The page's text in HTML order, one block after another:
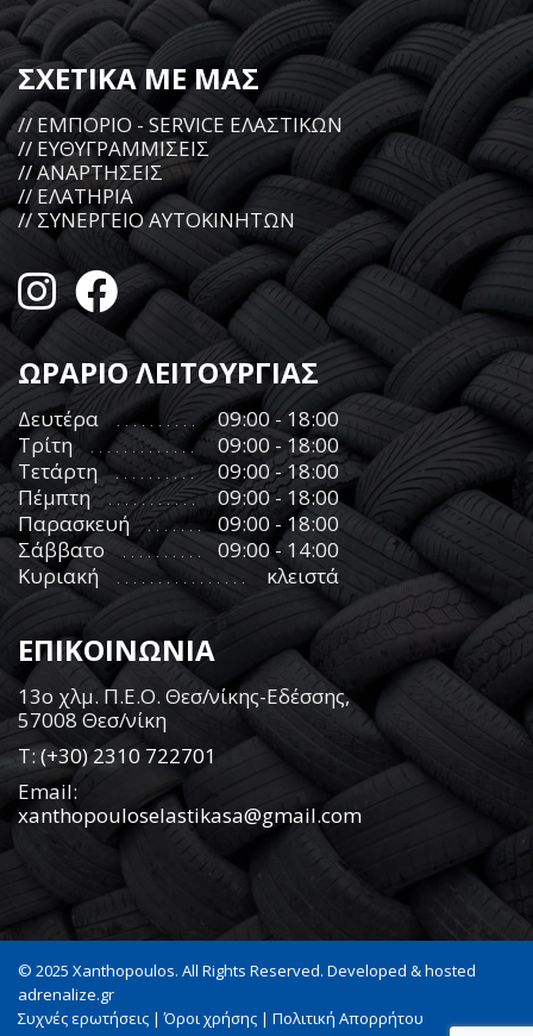
ΣΧΕΤΙΚΑ ΜΕ ΜΑΣ
// ΕΜΠΟΡΙΟ - SERVICE ΕΛΑΣΤΙΚΩΝ
// ΕΥΘΥΓΡΑΜΜΙΣΕΙΣ
// ΑΝΑΡΤΗΣΕΙΣ
// ΕΛΑΤΗΡΙΑ
// ΣΥΝΕΡΓΕΙΟ ΑΥΤΟΚΙΝΗΤΩΝ
ΩΡΑΡΙΟ ΛΕΙΤΟΥΡΓΙΑΣ
Δευτέρα
09:00 - 18:00
Τρίτη
09:00 - 18:00
Τετάρτη
09:00 - 18:00
Πέμπτη
09:00 - 18:00
Παρασκευή
09:00 - 18:00
Σάββατο
09:00 - 14:00
Κυριακή
κλειστά
ΕΠΙΚΟΙΝΩΝΙΑ
13ο χλμ. Π.Ε.Ο. Θεσ/νίκης-Εδέσσης,
57008 Θεσ/νίκη
Τ:(+30) 2310 722701
Email:
xanthopouloselastikasa@gmail.com
© 2025 Xanthopoulos. All Rights Reserved. Developed & hosted
adrenalize.gr
Συχνές ερωτήσεις |Όροι χρήσης | Πολιτική Απορρήτου